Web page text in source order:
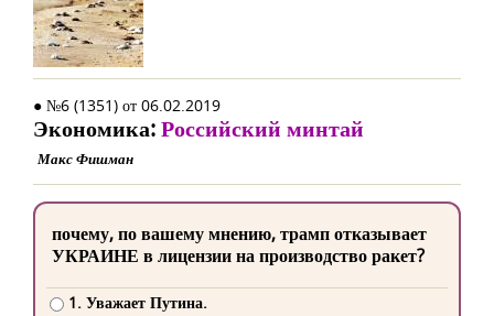
● №6 (1351) от 06.02.2019
Экономика:Российский минтай
Макс Фишман
почему, по вашему мнению, трамп отказывает
УКРАИНЕ в лицензии на производство ракет?
1. Уважает Путина.